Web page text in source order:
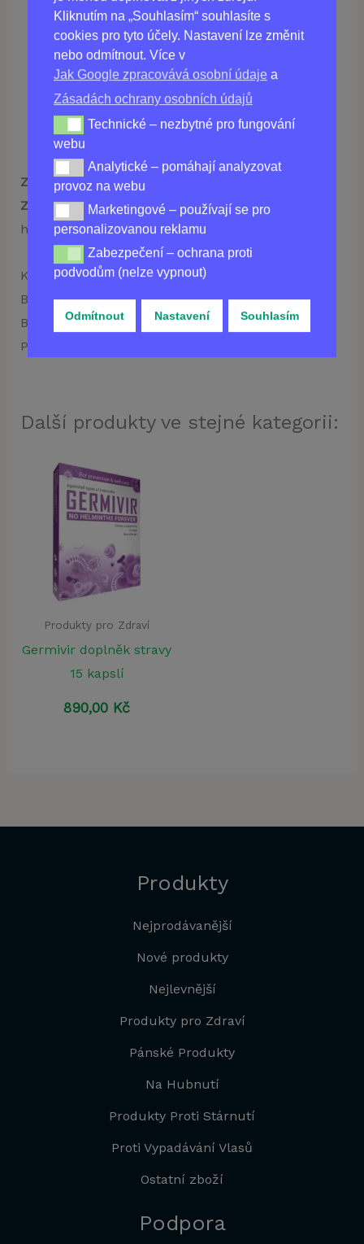
Kliknutím na „Souhlasím“ souhlasíte s
cookies pro tyto účely. Nastavení lze změnit
nebo odmítnout. Více v
Jak Google zpracovává osobní údaje a
Zásadách ochrany osobních údajů
Technické – nezbytné pro fungování webu
Technické – nezbytné pro fungování
webu
Analytické – pomáhají analyzovat provoz na webu
Analytické – pomáhají analyzovat
provoz na webu
Marketingové – používají se pro personalizovanou
Marketingové – používají se pro
personalizovanou reklamu
Zabezpečení – ochrana proti podvodům (nelze
Zabezpečení – ochrana proti
podvodům (nelze vypnout)
Odmítnout Nastavení Souhlasím
860,00Kč
Není skladem
Způsoby dopravy a jejich cena
Způsoby platby: Dobírka (platba bude provedena v
hotovosti při převzetí zboží od přepravce).
Kupujte online Ultraxalv České republice: Praha,
Brno, Ostrava, Plzeň, Liberec, Olomouc, České
Budějovice, Ústí nad Labem, Hradec Králové,
Pardubice, Zlín, Havířov, Kladno, Most a Opava.
Další produkty ve stejné kategorii:
Produkty pro Zdraví
Germivir doplněk stravy
15 kapslí
890,00 Kč
Produkty
Nejprodávanější
Nové produkty
Nejlevnější
Produkty pro Zdraví
Pánské Produkty
Na Hubnutí
Produkty Proti Stárnutí
Proti Vypadávání Vlasů
Ostatní zboží
Podpora